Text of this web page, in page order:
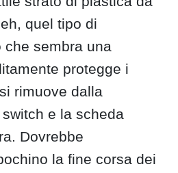
quel tipo di
che sembra una
protegge i
rimuove dalla
e la scheda
Dovrebbe
la fine corsa dei